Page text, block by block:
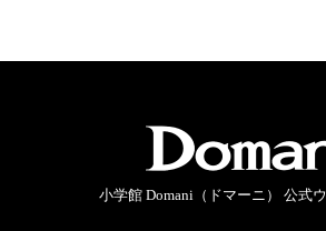
小学館 Domani（ドマーニ） 公式